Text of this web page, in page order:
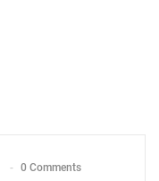
0 Comments